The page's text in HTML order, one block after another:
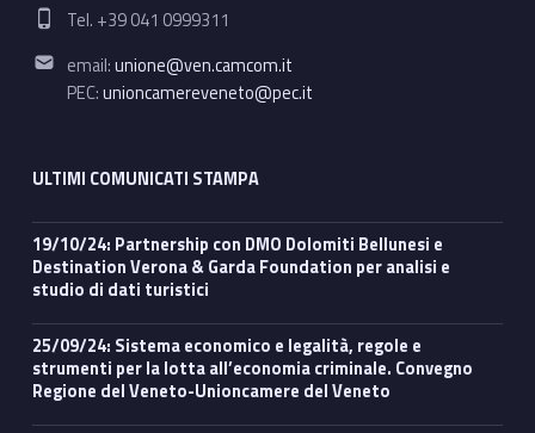
Phone number:
Tel. +39 041 0999311
Email address:
email:unione@ven.camcom.it
PEC:unioncamereveneto@pec.it
ULTIMI COMUNICATI STAMPA
19/10/24: Partnership con DMO Dolomiti Bellunesi e
Destination Verona & Garda Foundation per analisi e
studio di dati turistici
25/09/24: Sistema economico e legalità, regole e
strumenti per la lotta all’economia criminale. Convegno
Regione del Veneto-Unioncamere del Veneto